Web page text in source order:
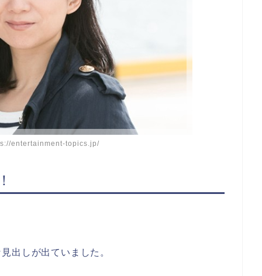
entertainment-topics.jp/
出しが出ていました。